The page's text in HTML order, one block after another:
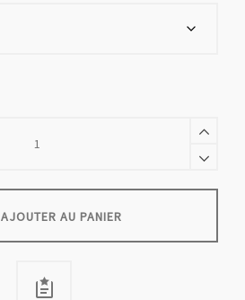
AJOUTER AU PANIER